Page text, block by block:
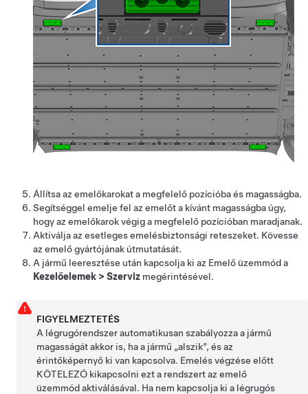
Állítsa az emelőkarokat a megfelelő pozícióba és magasságba.
Segítséggel emelje fel az emelőt a kívánt magasságba úgy,
hogy az emelőkarok végig a megfelelő pozícióban maradjanak.
Aktiválja az esetleges emelésbiztonsági reteszeket. Kövesse
az emelő gyártójának útmutatását.
A jármű leeresztése után kapcsolja ki az Emelő üzemmód a
Kezelőelemek > Szerviz megérintésével.
FIGYELMEZTETÉS
A légrugórendszer automatikusan szabályozza a jármű
magasságát akkor is, ha a jármű „alszik”, és az
érintőképernyő ki van kapcsolva. Emelés végzése előtt
KÖTELEZŐ kikapcsolni ezt a rendszert az emelő
üzemmód aktiválásával. Ha nem kapcsolja ki a légrugós